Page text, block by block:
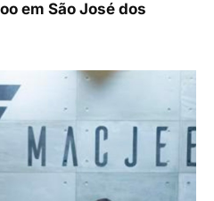
em São José dos